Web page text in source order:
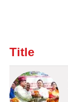
Title